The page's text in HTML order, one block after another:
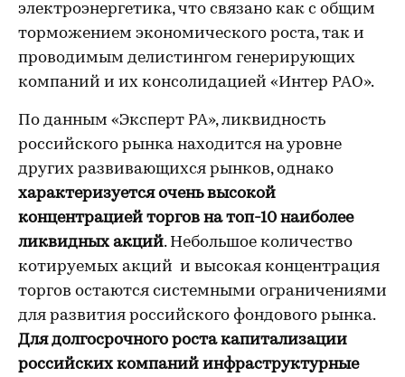
электроэнергетика, что связано как с общим
торможением экономического роста, так и
проводимым делистингом генерирующих
компаний и их консолидацией «Интер РАО».
По данным «Эксперт РА», ликвидность
российского рынка находится на уровне
других развивающихся рынков, однако
характеризуется очень высокой
концентрацией торгов на топ-10 наиболее
ликвидных акций. Небольшое количество
котируемых акций и высокая концентрация
торгов остаются системными ограничениями
для развития российского фондового рынка.
Для долгосрочного роста капитализации
российских компаний инфраструктурные